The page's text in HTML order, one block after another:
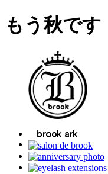
もう秋で